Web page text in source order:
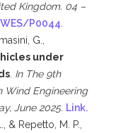
Kingdom. 04 –
P0044
G.,
under
In The 9th
Wind Engineering
June 2025. Link.
& Repetto, M. P.,